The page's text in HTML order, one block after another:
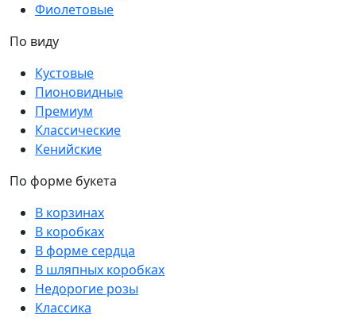
Фиолетовые
По виду
Кустовые
Пионовидные
Премиум
Классические
Кенийские
По форме букета
В корзинах
В коробках
В форме сердца
В шляпных коробках
Недорогие розы
Классика